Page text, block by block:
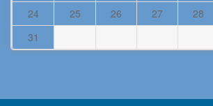
24
25 26 27 28
31